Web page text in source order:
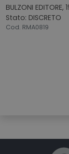
BULZONI EDITORE,
Stato: DISCRETO
Cod. RMA0819